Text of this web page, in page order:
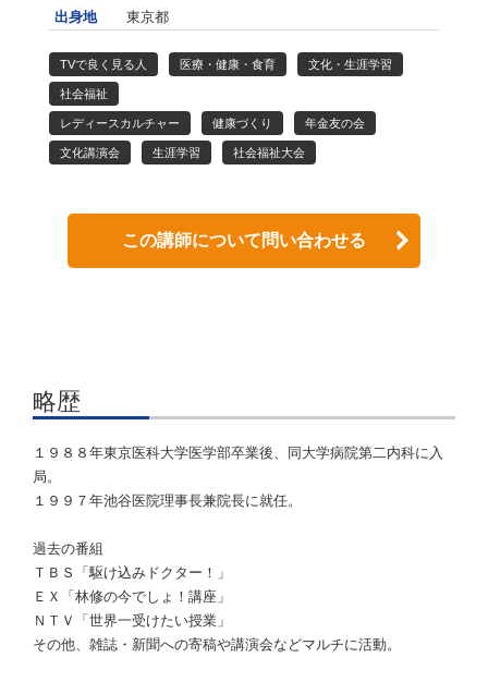
出身地 東京都
TVで良く見る人 医療・健康・食育 文化・生涯学習
社会福祉
レディースカルチャー 健康づくり 年金友の会
文化講演会 生涯学習 社会福祉大会
この講師について問い合わせる
略歴
１９８８年東京医科大学医学部卒業後、同大学病院第二内科に入
局。
１９９７年池谷医院理事長兼院長に就任。
過去の番組
ＴＢＳ「駆け込みドクター！」
ＥＸ「林修の今でしょ！講座」
ＮＴＶ「世界一受けたい授業」
その他、雑誌・新聞への寄稿や講演会などマルチに活動。